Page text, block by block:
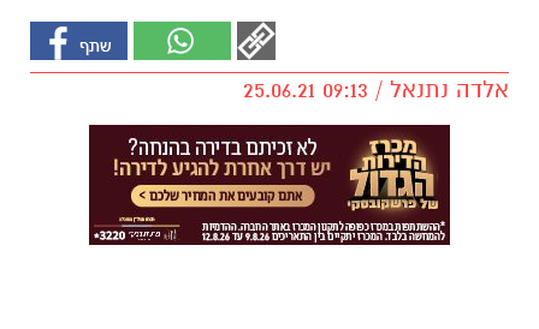
אלדה נתנאל / 09:13 25.06.21